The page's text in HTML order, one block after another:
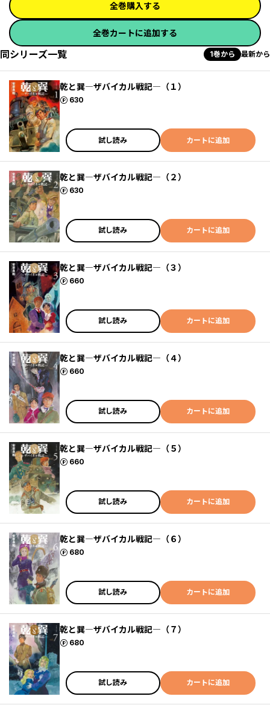
全巻購入する
全巻カートに追加する
同シリーズ一覧 1巻から 最新から
乾と巽―ザバイカル戦記―（１）
630
ポイント
試し読み カートに追加
乾と巽―ザバイカル戦記―（２）
630
ポイント
試し読み カートに追加
乾と巽―ザバイカル戦記―（３）
660
ポイント
試し読み カートに追加
乾と巽―ザバイカル戦記―（４）
660
ポイント
試し読み カートに追加
乾と巽―ザバイカル戦記―（５）
660
ポイント
試し読み カートに追加
乾と巽―ザバイカル戦記―（６）
680
ポイント
試し読み カートに追加
乾と巽―ザバイカル戦記―（７）
680
ポイント
試し読み カートに追加